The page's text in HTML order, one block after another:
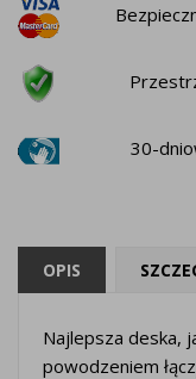
30-
OPIS
Najlepsza deska,
powodzeniem